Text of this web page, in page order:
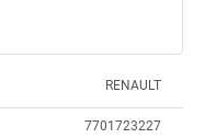
RENAULT
7701723227